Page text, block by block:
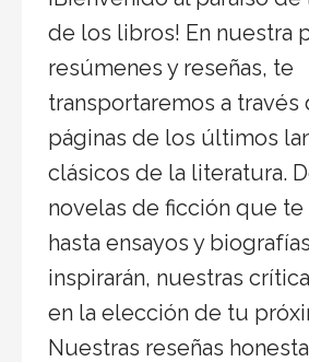
de los libros! En nuestra
resúmenes y reseñas, te
transportaremos a través
páginas de los últimos
clásicos de la literatura.
novelas de ficción que te
hasta ensayos y
inspirarán, nuestras
en la elección de tu
Nuestras reseñas